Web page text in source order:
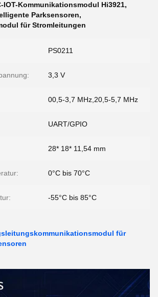
IOT-Kommunikationsmodul Hi3921,
Parksensoren,
für Stromleitungen
PS0211
3,3 V
00,5-3,7 MHz,20,5-5,7 MHz
UART/GPIO
28* 18* 11,54 mm
0°C bis 70°C
-55°C bis 85°C
für